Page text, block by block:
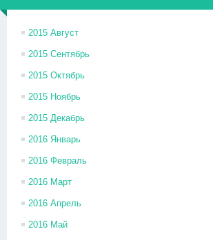
2015 Август
2015 Сентябрь
2015 Октябрь
2015 Ноябрь
2015 Декабрь
2016 Январь
2016 Февраль
2016 Март
2016 Апрель
2016 Май